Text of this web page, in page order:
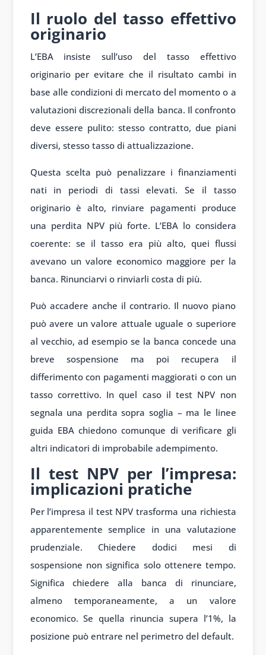
Il ruolo del tasso effettivo
originario
L’EBA insiste sull’uso del tasso effettivo
originario per evitare che il risultato cambi in
base alle condizioni di mercato del momento o a
valutazioni discrezionali della banca. Il confronto
deve essere pulito: stesso contratto, due piani
diversi, stesso tasso di attualizzazione.
Questa scelta può penalizzare i finanziamenti
nati in periodi di tassi elevati. Se il tasso
originario è alto, rinviare pagamenti produce
una perdita NPV più forte. L’EBA lo considera
coerente: se il tasso era più alto, quei flussi
avevano un valore economico maggiore per la
banca. Rinunciarvi o rinviarli costa di più.
Può accadere anche il contrario. Il nuovo piano
può avere un valore attuale uguale o superiore
al vecchio, ad esempio se la banca concede una
breve sospensione ma poi recupera il
differimento con pagamenti maggiorati o con un
tasso correttivo. In quel caso il test NPV non
segnala una perdita sopra soglia – ma le linee
guida EBA chiedono comunque di verificare gli
altri indicatori di improbabile adempimento.
Il test NPV per l’impresa:
implicazioni pratiche
Per l’impresa il test NPV trasforma una richiesta
apparentemente semplice in una valutazione
prudenziale. Chiedere dodici mesi di
sospensione non significa solo ottenere tempo.
Significa chiedere alla banca di rinunciare,
almeno temporaneamente, a un valore
economico. Se quella rinuncia supera l’1%, la
posizione può entrare nel perimetro del default.